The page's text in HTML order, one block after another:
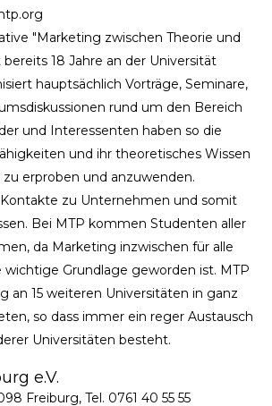
"Marketing zwischen Theorie und
bereits 18 Jahre an der Universität
hauptsächlich Vorträge, Seminare,
rund um den Bereich
und Interessenten haben so die
und ihr theoretisches Wissen
erproben und anzuwenden.
zu Unternehmen und somit
Bei MTP kommen Studenten aller
da Marketing inzwischen für alle
Grundlage geworden ist. MTP
an 15 weiteren Universitäten in ganz
so dass immer ein reger Austausch
Universitäten besteht.
e.V.
Freiburg, Tel. 0761 40 55 55